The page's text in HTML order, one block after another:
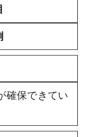
確保できてい